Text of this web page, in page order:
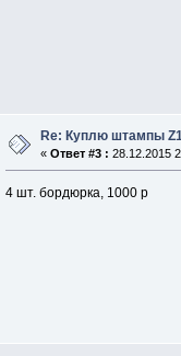
Re: Куплю штампы
«Ответ #3 : 28.12.2015
4 шт. бордюрка, 1000 р